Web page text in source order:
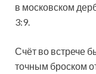
в московском
3:9.
Счёт во встрече
точным броском